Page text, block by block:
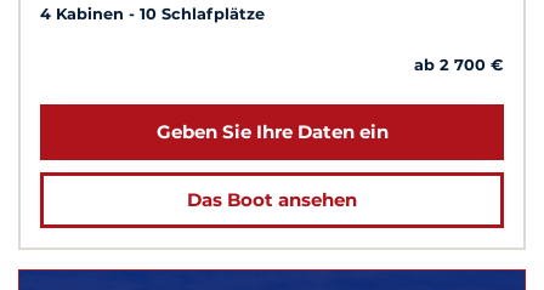
4 Kabinen
10 Schlafplätze
ab 2 700 €
Geben Sie Ihre Daten ein
Das Boot ansehen